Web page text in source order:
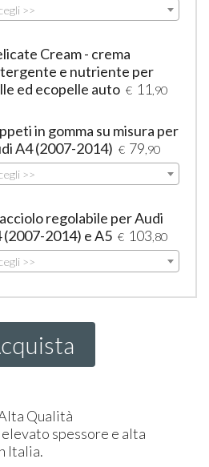
>>
Cream - crema
e nutriente per
ed ecopelle auto € 11 ,90
in gomma su misura per
A4 (2007-2014) € 79 ,90
>>
regolabile per Audi
(2007-2014) e A5 € 103 ,80
>>
Qualità
spessore e alta
Italia.